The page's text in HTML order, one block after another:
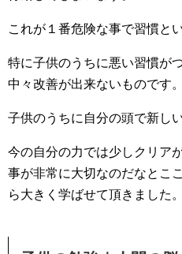
これが１番危険な事で習慣と
特に子供のうちに悪い習慣が
中々改善が出来ないものです。
子供のうちに自分の頭で新し
今の自分の力では少しクリア
事が非常に大切なのだなとこ
ら大きく学ばせて頂きました。